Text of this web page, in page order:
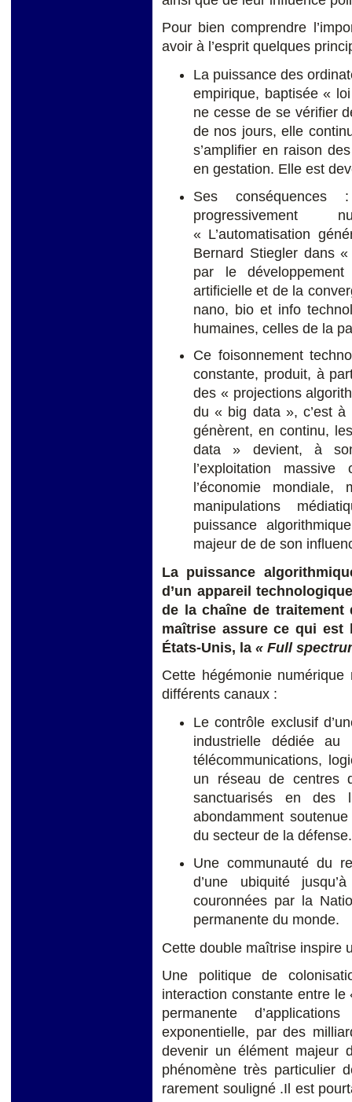
Pour bien comprendre
avoir à l’esprit quelques
La puissance des
empirique, baptisée «
ne cesse de se vérifier
de nos jours, elle
s’amplifier en raison
en gestation. Elle est
Ses
progressivement
« L’automatisation
Bernard Stiegler dans
par le
artificielle et de la
nano, bio et info
humaines, celles de la
Ce foisonnement
constante, produit, à
des « projections
du « big data », c’est
génèrent, en continu,
data » devient, à
l’exploitation
l’économie
manipulations
puissance
majeur de de son
La puissance
d’un appareil
de la chaîne de traitement
maîtrise assure ce qui est
États-Unis, la « Full
Cette hégémonie numérique
différents canaux :
Le contrôle exclusif
industrielle dédiée au
télécommunications,
un réseau de centres
sanctuarisés en
abondamment
du secteur de la défense.
Une communauté du
d’une ubiquité
couronnées par la
permanente du monde.
Cette double maîtrise inspire
Une politique de
interaction constante entre le
permanente
exponentielle, par des
devenir un élément majeur
phénomène très particulier
rarement souligné .Il est